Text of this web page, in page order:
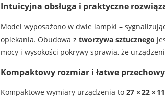
Intuicyjna obsługa i praktyczne
Model wyposażono w dwie lampki –
opiekania. Obudowa z tworzywa sztucznego
mocy i wysokości pokrywy sprawia, że
Kompaktowy rozmiar i łatwe
Kompaktowe wymiary urządzenia to 27 × 22 ×